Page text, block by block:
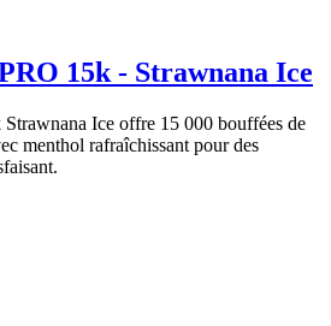
15k - Strawnana Ice
Ice offre 15 000 bouffées de
menthol rafraîchissant pour des